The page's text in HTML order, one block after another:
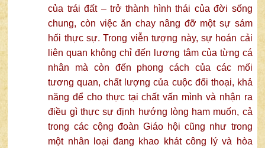
của trái đất – trở thành hình thái của đời sống
chung, còn việc ăn chay nâng đỡ một sự sám
hối thực sự. Trong viễn tượng này, sự hoán cải
liên quan không chỉ đến lương tâm của từng cá
nhân mà còn đến phong cách của các mối
tương quan, chất lượng của cuộc đối thoại, khả
năng để cho thực tại chất vấn mình và nhận ra
điều gì thực sự định hướng lòng ham muốn, cả
trong các cộng đoàn Giáo hội cũng như trong
một nhân loại đang khao khát công lý và hòa